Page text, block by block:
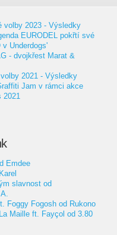
volby 2023 - Výsledky
EURODEL pokřtí své
v Underdogs'
- dvojkřest Marat &
2021 - Výsledky
Jam v rámci akce
2021
Emdee
slavnost od
Foggy Fogosh od Rukono
Maille ft. Fayçol od 3.80